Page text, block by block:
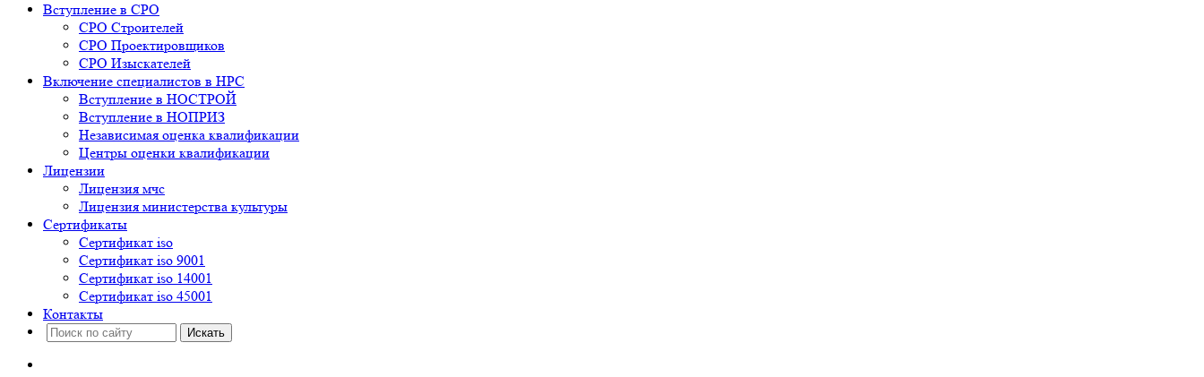
Вступление в СРО
СРО Строителей
СРО Проектировщиков
СРО Изыскателей
Включение специалистов в НРС
Вступление в НОСТРОЙ
Вступление в НОПРИЗ
Независимая оценка квалификации
Центры оценки квалификации
Лицензии
Лицензия мчс
Лицензия министерства культуры
Сертификаты
Сертификат iso
Сертификат iso 9001
Сертификат iso 14001
Сертификат iso 45001
Контакты